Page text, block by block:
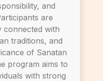
and
are
connected with
traditions, and
of Sanatan
program aims to
with strong